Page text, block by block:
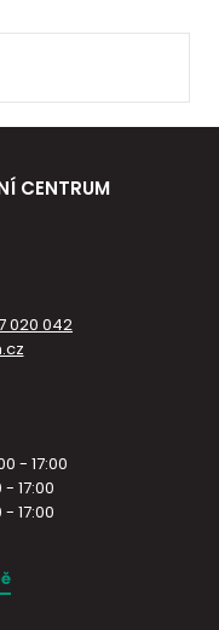
CENTRUM
020 042
- 17:00
- 17:00
- 17:00